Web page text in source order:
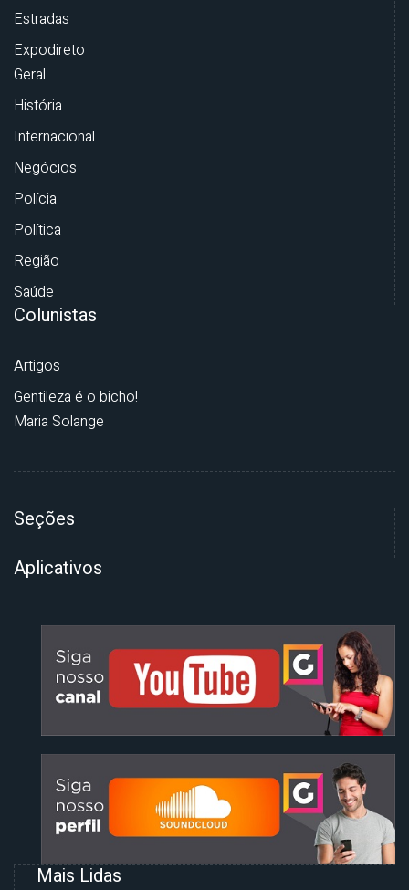
Estradas
Expodireto
Geral
História
Internacional
Negócios
Polícia
Política
Região
Saúde
Colunistas
Artigos
Gentileza é o bicho!
Maria Solange
Seções
Aplicativos
Mais Lidas